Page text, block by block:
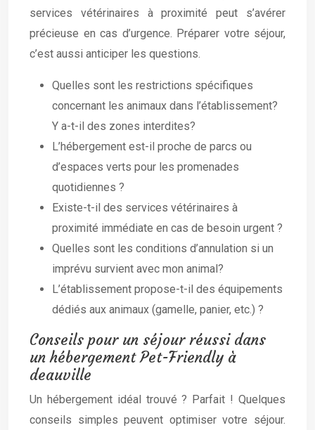
services vétérinaires à proximité peut s’avérer
précieuse en cas d’urgence. Préparer votre séjour,
c’est aussi anticiper les questions.
Quelles sont les restrictions spécifiques
concernant les animaux dans l’établissement?
Y a-t-il des zones interdites?
L’hébergement est-il proche de parcs ou
d’espaces verts pour les promenades
quotidiennes ?
Existe-t-il des services vétérinaires à
proximité immédiate en cas de besoin urgent ?
Quelles sont les conditions d’annulation si un
imprévu survient avec mon animal?
L’établissement propose-t-il des équipements
dédiés aux animaux (gamelle, panier, etc.) ?
Conseils pour un séjour réussi dans
un hébergement Pet-Friendly à
deauville
Un hébergement idéal trouvé ? Parfait ! Quelques
conseils simples peuvent optimiser votre séjour.